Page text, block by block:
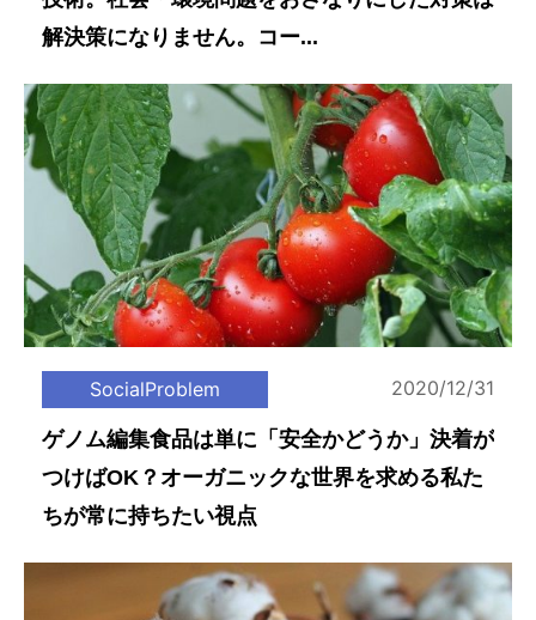
解決策になりません。コー...
SocialProblem 2020/12/31
ゲノム編集食品は単に「安全かどうか」決着が
つけばOK？オーガニックな世界を求める私た
ちが常に持ちたい視点